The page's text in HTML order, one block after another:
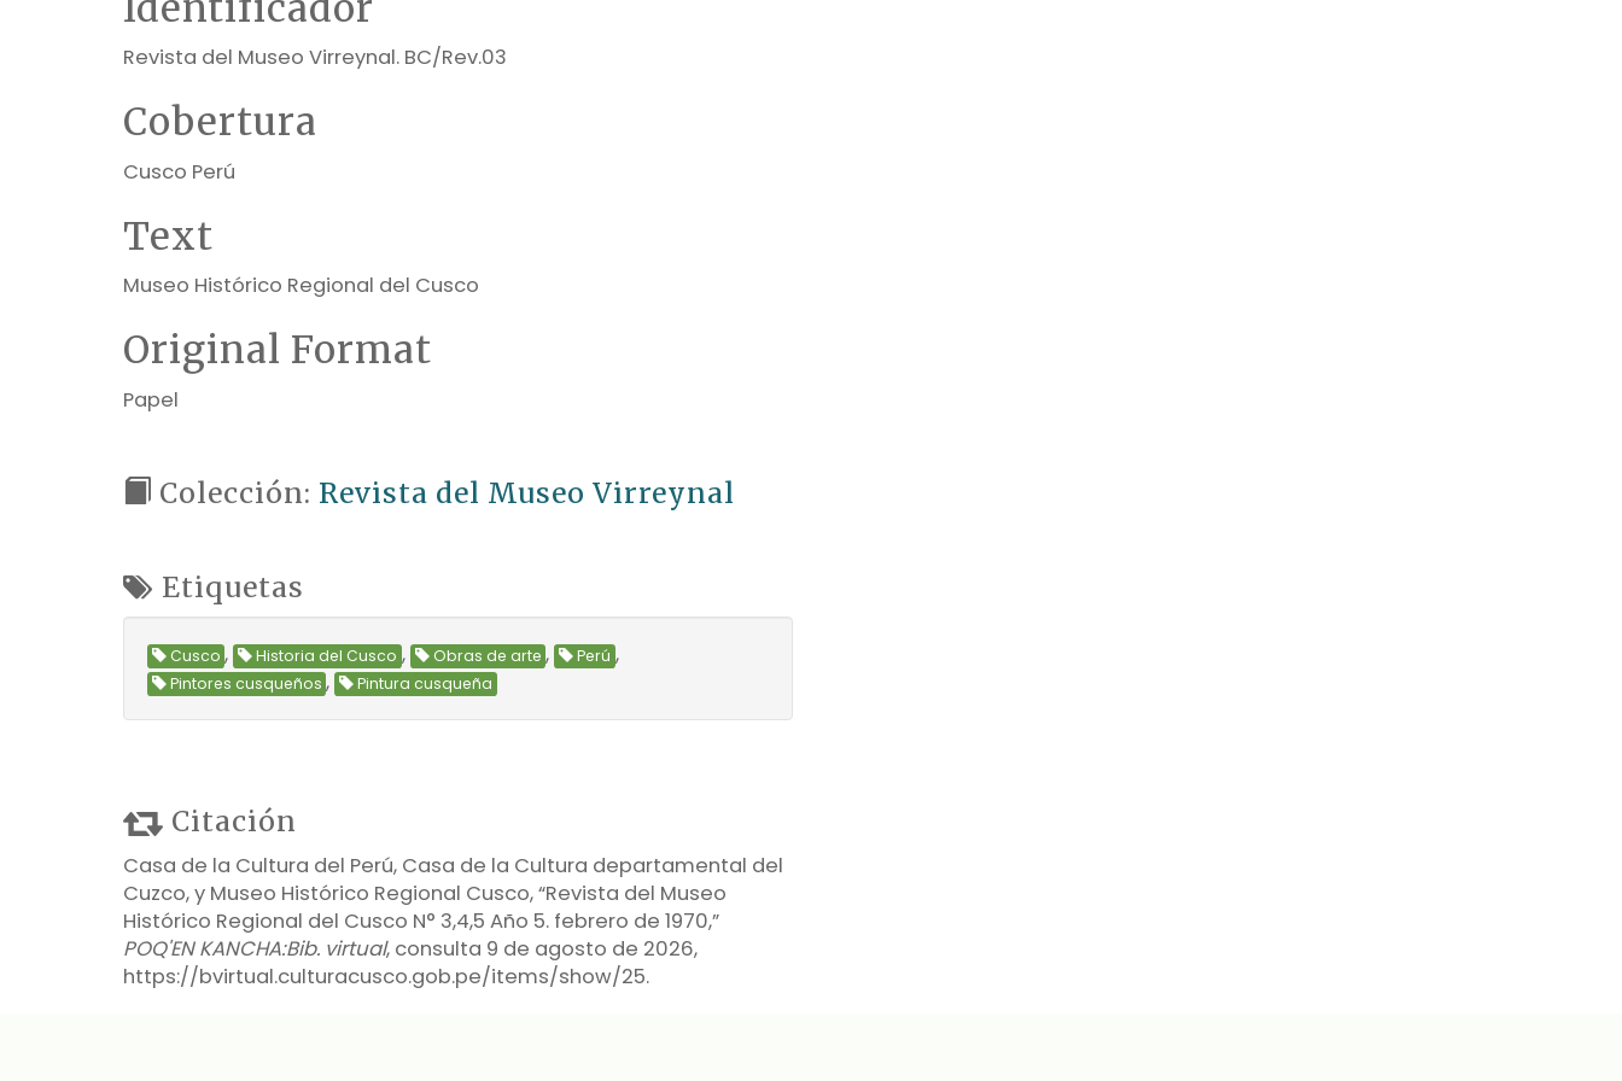
Revista del Museo Virreynal. BC/Rev.03
Cobertura
Cusco Perú
Text
Museo Histórico Regional del Cusco
Original Format
Papel
Colección: Revista del Museo Virreynal
Etiquetas
Cusco , Historia del Cusco , Obras de arte , Perú ,
Pintores cusqueños , Pintura cusqueña
Citación
Casa de la Cultura del Perú, Casa de la Cultura departamental del
Cuzco, y Museo Histórico Regional Cusco, “Revista del Museo
Histórico Regional del Cusco N° 3,4,5 Año 5. febrero de 1970,”
POQ'EN KANCHA:Bib. virtual, consulta 9 de agosto de 2026,
https://bvirtual.culturacusco.gob.pe/items/show/25.